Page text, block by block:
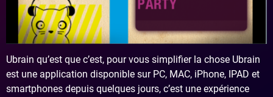
Ubrain qu’est que c’est, pour vous simplifier la chose Ubrain
est une application disponible sur PC, MAC, iPhone, IPAD et
smartphones depuis quelques jours, c’est une expérience